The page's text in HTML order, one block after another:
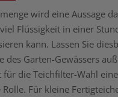
wird eine Aussage
Flüssigkeit in einer
kann. Lassen Sie
des Garten-Gewässers
für die Teichfilter-Wahl eine
Für kleine